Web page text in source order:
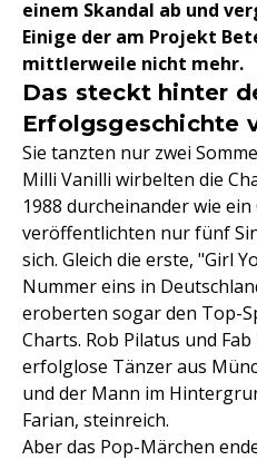
einem Skandal ab und
Einige der am Projekt
mittlerweile nicht mehr.
Das steckt hinter
Erfolgsgeschichte
Sie tanzten nur zwei
Milli Vanilli wirbelten die
1988 durcheinander wie ein
veröffentlichten nur fünf
sich. Gleich die erste, "Girl
Nummer eins in
eroberten sogar den Top-
Charts. Rob Pilatus und
erfolglose Tänzer aus
und der Mann im
Farian, steinreich.
Aber das Pop-Märchen